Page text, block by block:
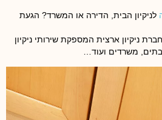
לניקיון הבית, הדירה או המשרד? הגעת
ניקיון ארצית המספקת שירותי ניקיון
בתים, משרדים ועוד…